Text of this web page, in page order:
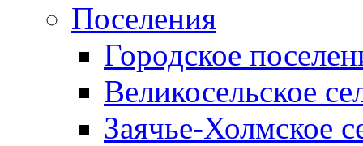
Поселения
Городское
Великосельское
Заячье-Холмское